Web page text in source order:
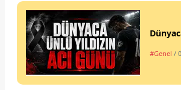
#Genel /